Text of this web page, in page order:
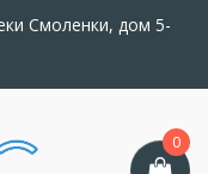
Смоленки, дом 5-
0